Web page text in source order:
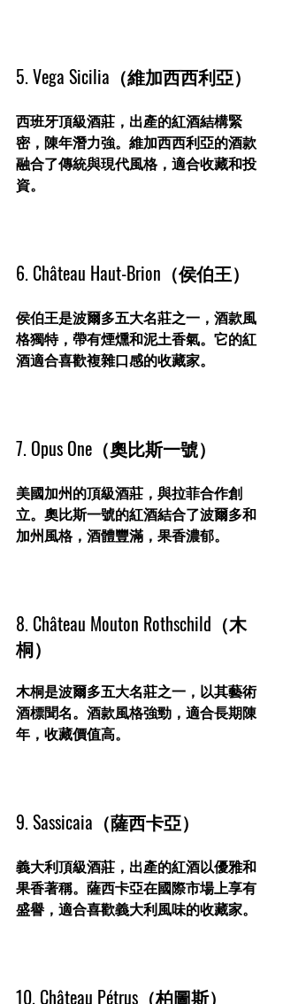
5. Vega Sicilia（維加西西利亞）
西班牙頂級酒莊，出產的紅酒結構緊
密，陳年潛力強。維加西西利亞的酒款
融合了傳統與現代風格，適合收藏和投
資。
6. Château Haut-Brion（侯伯王）
侯伯王是波爾多五大名莊之一，酒款風
格獨特，帶有煙燻和泥土香氣。它的紅
酒適合喜歡複雜口感的收藏家。
7. Opus One（奧比斯一號）
美國加州的頂級酒莊，與拉菲合作創
立。奧比斯一號的紅酒結合了波爾多和
加州風格，酒體豐滿，果香濃郁。
8. Château Mouton Rothschild（木
桐）
木桐是波爾多五大名莊之一，以其藝術
酒標聞名。酒款風格強勁，適合長期陳
年，收藏價值高。
9. Sassicaia（薩西卡亞）
義大利頂級酒莊，出產的紅酒以優雅和
果香著稱。薩西卡亞在國際市場上享有
盛譽，適合喜歡義大利風味的收藏家。
10. Château Pétrus（柏圖斯）